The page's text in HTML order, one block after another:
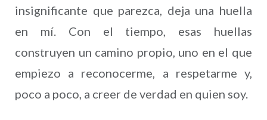
insignificante que parezca, deja una huella
en mí. Con el tiempo, esas huellas
construyen un camino propio, uno en el que
empiezo a reconocerme, a respetarme y,
poco a poco, a creer de verdad en quien soy.